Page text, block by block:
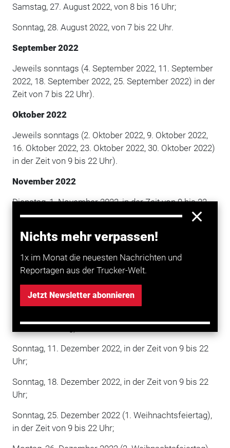
Nichts mehr verpassen!
1x im Monat die neuesten Nachrichten und
Reportagen aus der Trucker-Welt.
Jetzt Newsletter abonnieren
Samstag, 27. August 2022, von 8 bis 16 Uhr;
Sonntag, 28. August 2022, von 7 bis 22 Uhr.
September 2022
Jeweils sonntags (4. September 2022, 11. September
2022, 18. September 2022, 25. September 2022) in der
Zeit von 7 bis 22 Uhr).
Oktober 2022
Jeweils sonntags (2. Oktober 2022, 9. Oktober 2022,
16. Oktober 2022, 23. Oktober 2022, 30. Oktober 2022)
in der Zeit von 9 bis 22 Uhr).
November 2022
Dienstag, 1. November 2022, in der Zeit von 9 bis 22
Uhr sowie an allen Sonntagen des Monats (6.
2022, 27. November 2022) in der Zeit von 9 bis 22 Uhr.
Dezember 2022
Nationalfeiertag), in der Zeit von 9 bis 22 Uhr;
Sonntag, 11. Dezember 2022, in der Zeit von 9 bis 22
Uhr;
Sonntag, 18. Dezember 2022, in der Zeit von 9 bis 22
Uhr;
Sonntag, 25. Dezember 2022 (1. Weihnachtsfeiertag),
in der Zeit von 9 bis 22 Uhr;